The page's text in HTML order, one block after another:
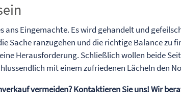
ans Eingemachte. Es wird gehandelt und
Sache ranzugehen und die richtige Balance zu
Herausforderung. Schließlich wollen beide
mit einem zufriedenen Lächeln den
vermeiden? Kontaktieren Sie uns! Wir